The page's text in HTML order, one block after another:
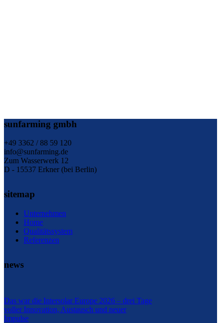
sunfarming gmbh
+49 3362 / 88 59 120
info@sunfarming.de
Zum Wasserwerk 12
D - 15537 Erkner (bei Berlin)
sitemap
Unternehmen
Home
Qualitätssystem
Referenzen
news
Das war die Intersolar Europe 2026 – drei Tage
voller Innovation, Austausch und neuer
Impulse